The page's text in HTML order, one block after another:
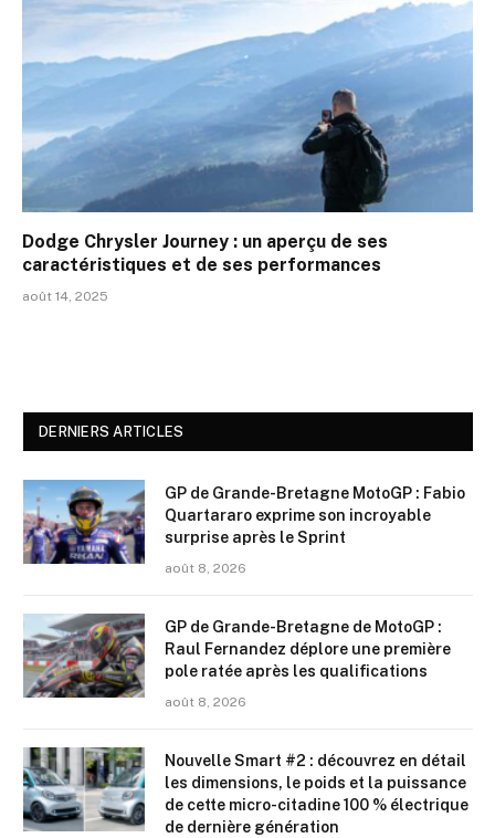
Dodge Chrysler Journey : un aperçu de ses
caractéristiques et de ses performances
août 14, 2025
DERNIERS ARTICLES
GP de Grande-Bretagne MotoGP : Fabio
Quartararo exprime son incroyable
surprise après le Sprint
août 8, 2026
GP de Grande-Bretagne de MotoGP :
Raul Fernandez déplore une première
pole ratée après les qualifications
août 8, 2026
Nouvelle Smart #2 : découvrez en détail
les dimensions, le poids et la puissance
de cette micro-citadine 100 % électrique
de dernière génération